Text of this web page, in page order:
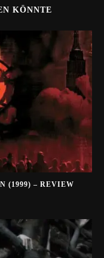
KÖNNTE
(1999) – REVIEW